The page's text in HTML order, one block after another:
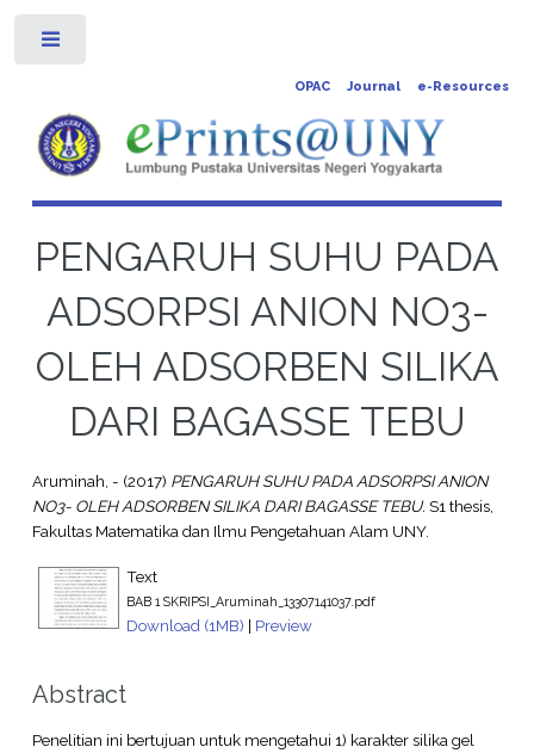
OPAC Journal e-Resources
PENGARUH SUHU PADA
ADSORPSI ANION NO3-
OLEH ADSORBEN SILIKA
DARI BAGASSE TEBU
Aruminah, - (2017) PENGARUH SUHU PADA ADSORPSI ANION
NO3- OLEH ADSORBEN SILIKA DARI BAGASSE TEBU. S1 thesis,
Fakultas Matematika dan Ilmu Pengetahuan Alam UNY.
Text
BAB 1 SKRIPSI_Aruminah_13307141037.pdf
Download (1MB) | Preview
Abstract
Penelitian ini bertujuan untuk mengetahui 1) karakter silika gel